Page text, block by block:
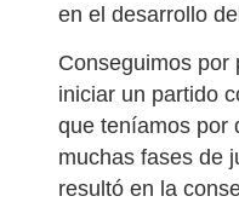
en el desarrollo
Conseguimos por
iniciar un partido
que teníamos por
muchas fases de
resultó en la